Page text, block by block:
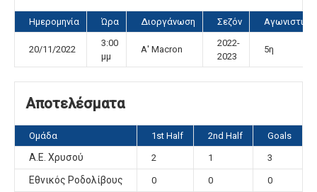
Ημερομηνία Ώρα Διοργάνωση Σεζόν Αγωνιστική
20/11/2022
3:00
μμ
Α' Macron
2022-
2023
5η
Αποτελέσματα
Ομάδα 1st Half 2nd Half Goals
A.E. Χρυσού 2 1 3
Εθνικός Ροδολίβους 0 0 0